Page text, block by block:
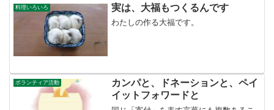
料理いろいろ 実は、大福もつくるんです
わたしの作る大福です。
ボランティア活動
カンパと、ドネーションと、ペイ
イットフォワードと